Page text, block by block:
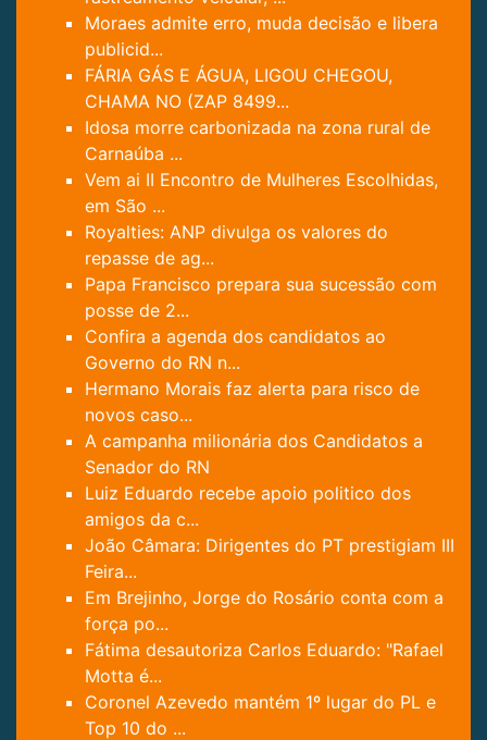
Moraes admite erro, muda decisão e libera
publicid...
FÁRIA GÁS E ÁGUA, LIGOU CHEGOU,
CHAMA NO (ZAP 8499...
Idosa morre carbonizada na zona rural de
Carnaúba ...
Vem ai II Encontro de Mulheres Escolhidas,
em São ...
Royalties: ANP divulga os valores do
repasse de ag...
Papa Francisco prepara sua sucessão com
posse de 2...
Confira a agenda dos candidatos ao
Governo do RN n...
Hermano Morais faz alerta para risco de
novos caso...
A campanha milionária dos Candidatos a
Senador do RN
Luiz Eduardo recebe apoio politico dos
amigos da c...
João Câmara: Dirigentes do PT prestigiam III
Feira...
Em Brejinho, Jorge do Rosário conta com a
força po...
Fátima desautoriza Carlos Eduardo: "Rafael
Motta é...
Coronel Azevedo mantém 1º lugar do PL e
Top 10 do ...